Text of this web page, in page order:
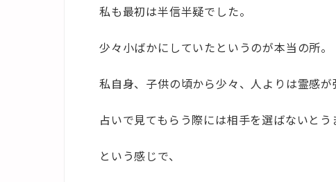
私も最初は半信半疑でした。
少々小ばかにしていたというのが本当の所。
私自身、子供の頃から少々、人よりは霊感が
占いで見てもらう際には相手を選ばないとう
という感じで、